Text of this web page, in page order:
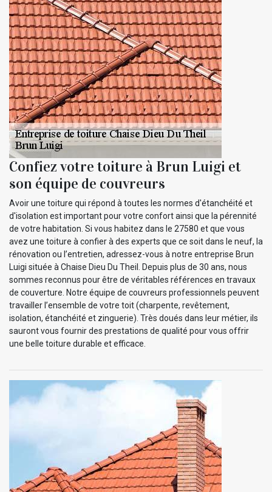
Confiez votre toiture à Brun Luigi et
son équipe de couvreurs
Avoir une toiture qui répond à toutes les normes d'étanchéité et
d'isolation est important pour votre confort ainsi que la pérennité
de votre habitation. Si vous habitez dans le 27580 et que vous
avez une toiture à confier à des experts que ce soit dans le neuf, la
rénovation ou l’entretien, adressez-vous à notre entreprise Brun
Luigi située à Chaise Dieu Du Theil. Depuis plus de 30 ans, nous
sommes reconnus pour être de véritables références en travaux
de couverture. Notre équipe de couvreurs professionnels peuvent
travailler l’ensemble de votre toit (charpente, revêtement,
isolation, étanchéité et zinguerie). Très doués dans leur métier, ils
sauront vous fournir des prestations de qualité pour vous offrir
une belle toiture durable et efficace.